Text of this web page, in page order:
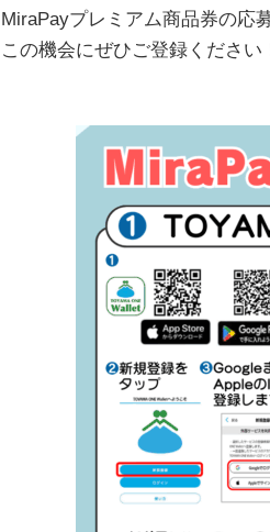
MiraPayプレミアム商品券の応
この機会にぜひご登録ください